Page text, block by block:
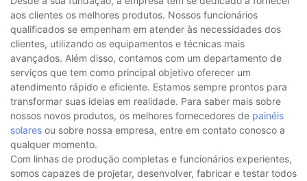
aos clientes os melhores produtos. Nossos funcionários
qualificados se empenham em atender às necessidades dos
clientes, utilizando os equipamentos e técnicas mais
avançados. Além disso, contamos com um departamento de
serviços que tem como principal objetivo oferecer um
atendimento rápido e eficiente. Estamos sempre prontos para
transformar suas ideias em realidade. Para saber mais sobre
nossos novos produtos, os melhores fornecedores de painéis
solares ou sobre nossa empresa, entre em contato conosco a
qualquer momento.
Com linhas de produção completas e funcionários experientes,
somos capazes de projetar, desenvolver, fabricar e testar todos